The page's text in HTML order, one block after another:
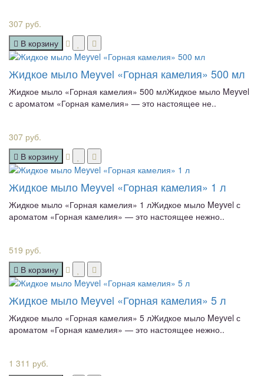
307 руб.
В корзину
Жидкое мыло Meyvel «Горная камелия» 500 мл
Жидкое мыло «Горная камелия» 500 млЖидкое мыло Meyvel
с ароматом «Горная камелия» — это настоящее не..
307 руб.
В корзину
Жидкое мыло Meyvel «Горная камелия» 1 л
Жидкое мыло «Горная камелия» 1 лЖидкое мыло Meyvel с
ароматом «Горная камелия» — это настоящее нежно..
519 руб.
В корзину
Жидкое мыло Meyvel «Горная камелия» 5 л
Жидкое мыло «Горная камелия» 5 лЖидкое мыло Meyvel с
ароматом «Горная камелия» — это настоящее нежно..
1 311 руб.